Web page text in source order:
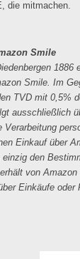
die mitmachen.
Smile
1886
Smile. Im
TVD mit 0,5%
ausschließlich
Verarbeitung
Einkauf über
einzig den
von
Einkäufe oder